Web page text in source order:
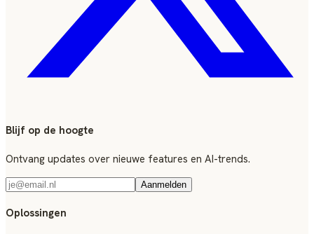
Blijf op de hoogte
Ontvang updates over nieuwe features en AI-trends.
Aanmelden
Oplossingen